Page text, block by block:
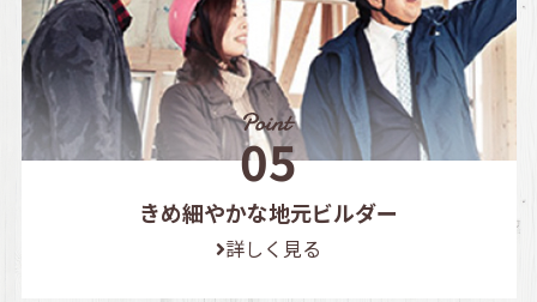
きめ細やかな地元ビルダー
詳しく見る